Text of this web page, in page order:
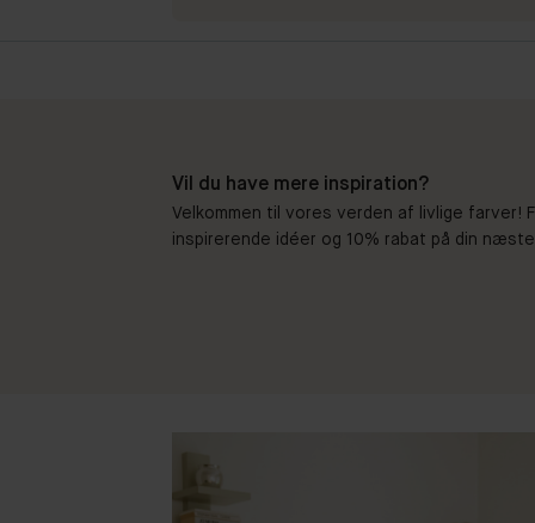
Vil du have mere inspiration?
Velkommen til vores verden af livlige farver!
inspirerende idéer og 10% rabat på din